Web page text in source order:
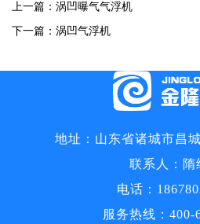
上一篇： 涡凹曝气气浮机
下一篇： 涡凹气浮机
地址：山东省诸城市昌
联系人：隋
电话：
服务热线： 400-